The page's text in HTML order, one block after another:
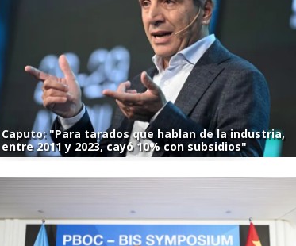
Caputo: "Para tarados que hablan de la industria,
entre 2011 y 2023, cayó 10% con subsidios"